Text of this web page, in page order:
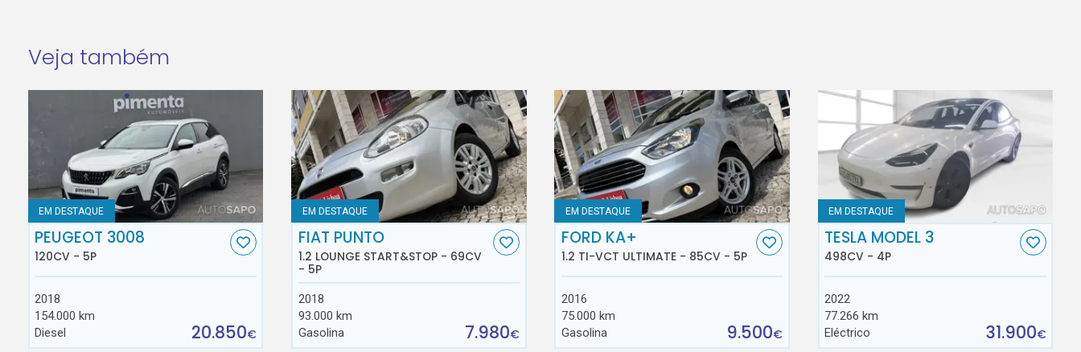
Veja também
EM DESTAQUE
PEUGEOT 3008
120CV - 5P
2018
154.000 km
Diesel
20.850€
EM DESTAQUE
FIAT PUNTO
1.2 LOUNGE START&STOP - 69CV
- 5P
2018
93.000 km
Gasolina
7.980€
EM DESTAQUE
FORD KA+
1.2 TI-VCT ULTIMATE - 85CV - 5P
2016
75.000 km
Gasolina
9.500€
EM DESTAQUE
TESLA MODEL 3
498CV - 4P
2022
77.266 km
Eléctrico
31.900€